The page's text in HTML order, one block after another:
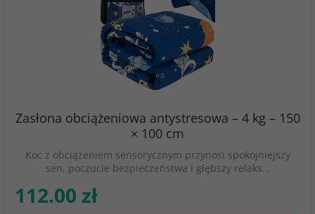
Zasłona obciążeniowa antystresowa – 4 kg – 150
× 100 cm
Koc z obciążeniem sensorycznym przynosi spokojniejszy
sen, poczucie bezpieczeństwa i głębszy relaks…
112.00 zł